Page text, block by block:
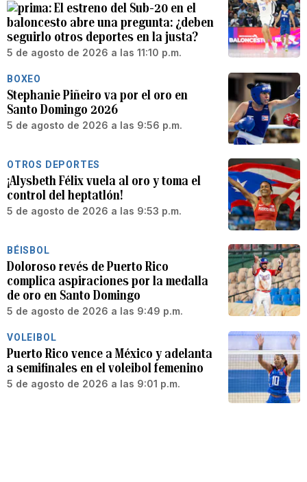
El estreno del Sub-20 en el
baloncesto abre una pregunta: ¿deben
seguirlo otros deportes en la justa?
5 de agosto de 2026 a las 11:10 p.m.
BOXEO
Stephanie Piñeiro va por el oro en
Santo Domingo 2026
5 de agosto de 2026 a las 9:56 p.m.
OTROS DEPORTES
¡Alysbeth Félix vuela al oro y toma el
control del heptatlón!
5 de agosto de 2026 a las 9:53 p.m.
BÉISBOL
Doloroso revés de Puerto Rico
complica aspiraciones por la medalla
de oro en Santo Domingo
5 de agosto de 2026 a las 9:49 p.m.
VOLEIBOL
Puerto Rico vence a México y adelanta
a semifinales en el voleibol femenino
5 de agosto de 2026 a las 9:01 p.m.